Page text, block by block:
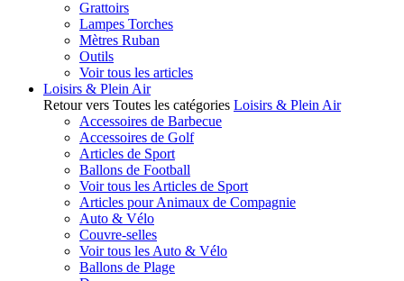
Grattoirs
Lampes Torches
Mètres Ruban
Outils
Voir tous les articles
Loisirs & Plein Air
Retour vers Toutes les catégories Loisirs & Plein Air
Accessoires de Barbecue
Accessoires de Golf
Articles de Sport
Ballons de Football
Voir tous les Articles de Sport
Articles pour Animaux de Compagnie
Auto & Vélo
Couvre-selles
Voir tous les Auto & Vélo
Ballons de Plage